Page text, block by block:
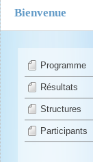
Bienvenue
Programme
Résultats
Structures
Participants